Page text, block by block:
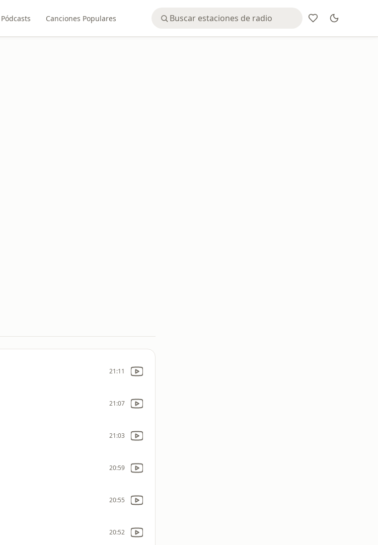
Pódcasts Canciones Populares
21:11
21:07
21:03
20:59
20:55
20:52